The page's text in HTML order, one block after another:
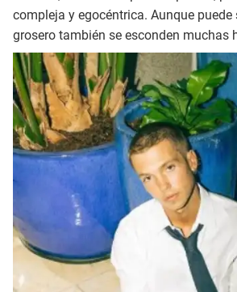
compleja y egocéntrica. Aunque puede
grosero también se esconden muchas